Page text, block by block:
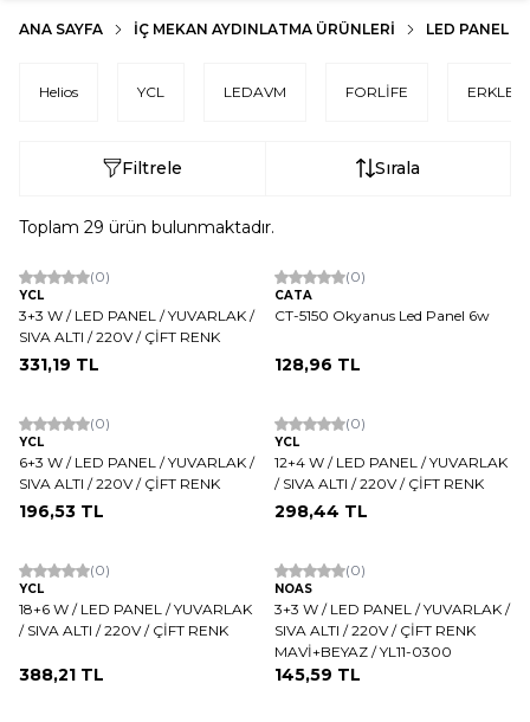
ANA SAYFA İÇ MEKAN AYDINLATMA ÜRÜNLERI LED PANEL
Helios YCL LEDAVM FORLİFE ERKLED
Filtrele Sırala
Toplam 29 ürün bulunmaktadır.
(0)
YCL
3+3 W / LED PANEL / YUVARLAK /
SIVA ALTI / 220V / ÇİFT RENK
331,19 TL
(0)
CATA
CT-5150 Okyanus Led Panel 6w
128,96 TL
(0)
YCL
6+3 W / LED PANEL / YUVARLAK /
SIVA ALTI / 220V / ÇİFT RENK
196,53 TL
(0)
YCL
12+4 W / LED PANEL / YUVARLAK
/ SIVA ALTI / 220V / ÇİFT RENK
298,44 TL
(0)
YCL
18+6 W / LED PANEL / YUVARLAK
/ SIVA ALTI / 220V / ÇİFT RENK
388,21 TL
(0)
NOAS
3+3 W / LED PANEL / YUVARLAK /
SIVA ALTI / 220V / ÇİFT RENK
MAVİ+BEYAZ / YL11-0300
145,59 TL